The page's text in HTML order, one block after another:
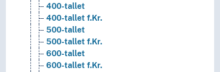
400-tallet
400-tallet f.Kr.
500-tallet
500-tallet f.Kr.
600-tallet
600-tallet f.Kr.